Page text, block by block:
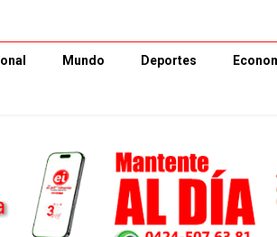
Mundo Deportes